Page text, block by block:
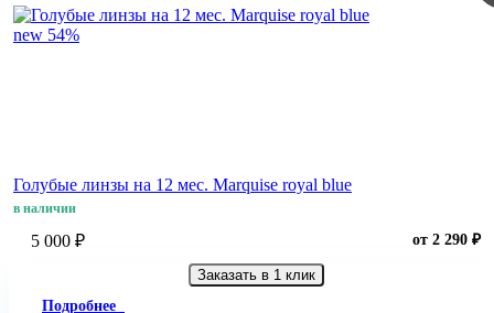
new 54%
Голубые линзы на 12 мес. Marquise royal blue
в наличии
5 000 ₽ от 2 290 ₽
Заказать в 1 клик
Подробнее